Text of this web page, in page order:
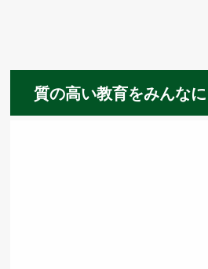
質の高い教育をみんなに